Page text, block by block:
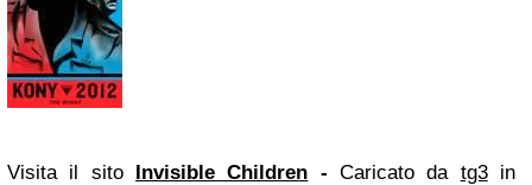
Visita il sito Invisible Children -Caricato da tg3in